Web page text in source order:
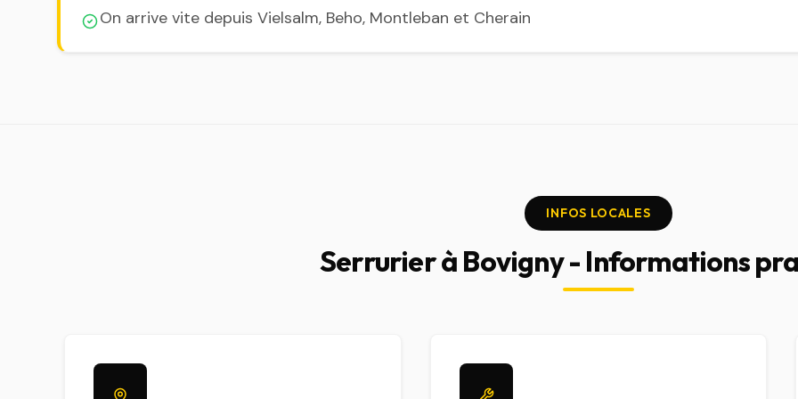
On arrive vite depuis Vielsalm, Beho, Montleban et Cherain
INFOS LOCALES
Serrurier à Bovigny - Informations